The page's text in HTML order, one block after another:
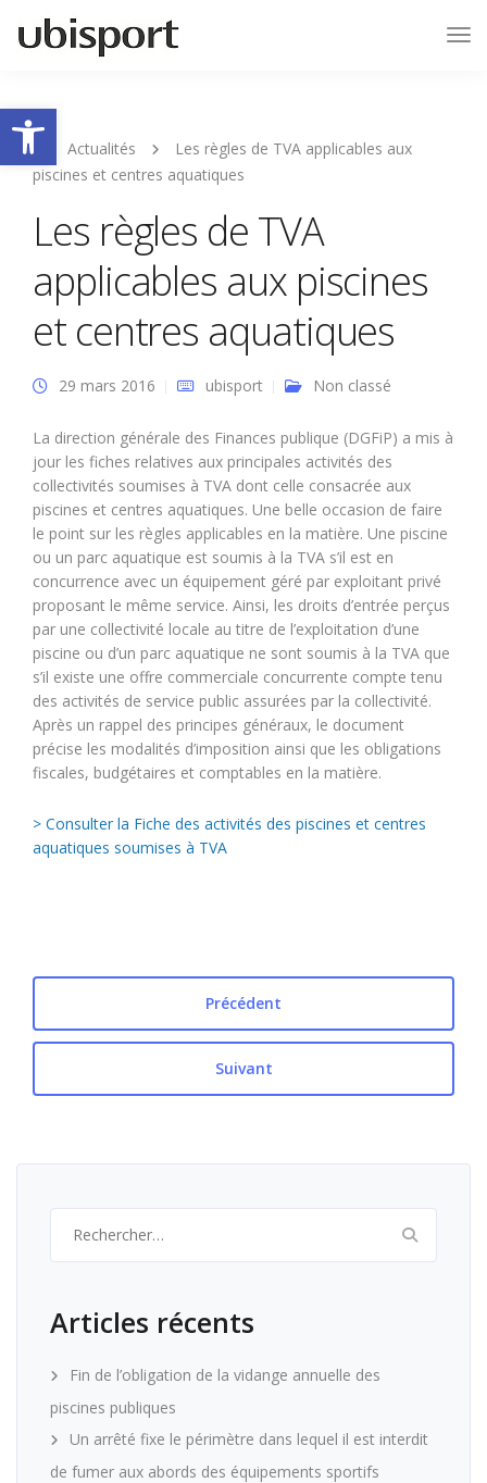
Ouvrir la barre d’outils
Actualités
Les règles de TVA applicables aux
piscines et centres aquatiques
Les règles de TVA
applicables aux piscines
et centres aquatiques
29 mars 2016 ubisport Non classé
La direction générale des Finances publique (DGFiP) a mis à
jour les fiches relatives aux principales activités des
collectivités soumises à TVA dont celle consacrée aux
piscines et centres aquatiques. Une belle occasion de faire
le point sur les règles applicables en la matière. Une piscine
ou un parc aquatique est soumis à la TVA s’il est en
concurrence avec un équipement géré par exploitant privé
proposant le même service. Ainsi, les droits d’entrée perçus
par une collectivité locale au titre de l’exploitation d’une
piscine ou d’un parc aquatique ne sont soumis à la TVA que
s’il existe une offre commerciale concurrente compte tenu
des activités de service public assurées par la collectivité.
Après un rappel des principes généraux, le document
précise les modalités d’imposition ainsi que les obligations
fiscales, budgétaires et comptables en la matière.
> Consulter la Fiche des activités des piscines et centres
aquatiques soumises à TVA
Précédent
Suivant
Articles récents
Fin de l’obligation de la vidange annuelle des
piscines publiques
Un arrêté fixe le périmètre dans lequel il est interdit
de fumer aux abords des équipements sportifs